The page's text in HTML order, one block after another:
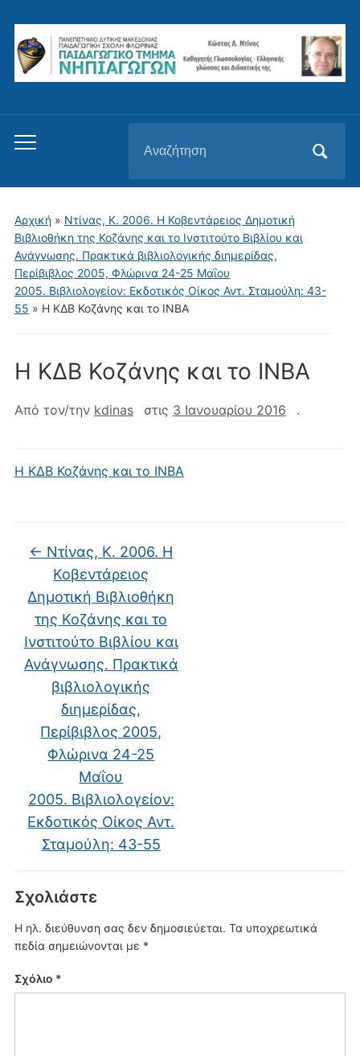
Εναλλαγή
μενού
για
κινητά
για:
Αρχική» Ντίνας, Κ. 2006. Η Κοβεντάρειος Δημοτική
Βιβλιοθήκη της Κοζάνης και το Ινστιτούτο Βιβλίου και
Ανάγνωσης. Πρακτικά βιβλιολογικής διημερίδας,
Περίβιβλος 2005, Φλώρινα 24-25 Μαΐου
2005. Βιβλιολογείον: Εκδοτικός Οίκος Αντ. Σταμούλη: 43-
55 » Η ΚΔΒ Κοζάνης και το ΙΝΒΑ
Η ΚΔΒ Κοζάνης και το ΙΝΒΑ
Από τον/την kdinas στις 3 Ιανουαρίου 2016 .
Η ΚΔΒ Κοζάνης και το ΙΝΒΑ
← Ντίνας, Κ. 2006. Η
Κοβεντάρειος
Δημοτική Βιβλιοθήκη
της Κοζάνης και το
Ινστιτούτο Βιβλίου και
Ανάγνωσης. Πρακτικά
βιβλιολογικής
διημερίδας,
Περίβιβλος 2005,
Φλώρινα 24-25
Μαΐου
2005. Βιβλιολογείον:
Εκδοτικός Οίκος Αντ.
Σταμούλη: 43-55
Σχολιάστε
Η ηλ. διεύθυνση σας δεν δημοσιεύεται. Τα υποχρεωτικά
πεδία σημειώνονται με *
Σχόλιο *